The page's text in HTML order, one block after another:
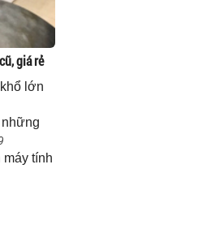
giá rẻ
lớn
những
tính